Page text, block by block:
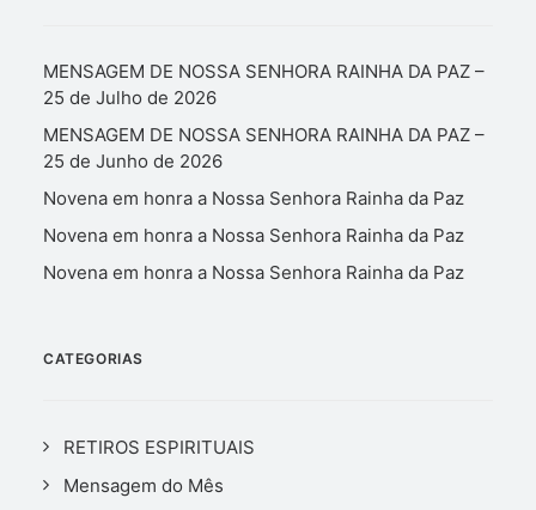
MENSAGEM DE NOSSA SENHORA RAINHA DA PAZ –
25 de Julho de 2026
MENSAGEM DE NOSSA SENHORA RAINHA DA PAZ –
25 de Junho de 2026
Novena em honra a Nossa Senhora Rainha da Paz
Novena em honra a Nossa Senhora Rainha da Paz
Novena em honra a Nossa Senhora Rainha da Paz
CATEGORIAS
RETIROS ESPIRITUAIS
Mensagem do Mês